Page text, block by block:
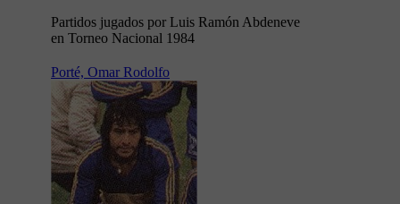
Partidos jugados por Luis Ramón Abdeneve
en Torneo Nacional 1984
Porté, Omar Rodolfo